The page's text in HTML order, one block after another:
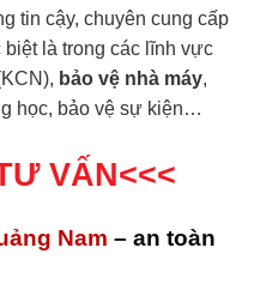
tin cậy, chuyên cung cấp
biệt là trong các lĩnh vực
bảo vệ nhà máy,
học, bảo vệ sự kiện…
VẤN<<<
Nam – an toàn